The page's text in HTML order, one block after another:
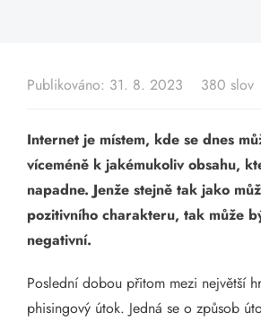
Publikováno: 31. 8. 2023 380 slov
Internet je místem, kde se dnes
víceméně k jakémukoliv obsahu,
napadne. Jenže stejně tak jako
pozitivního charakteru, tak může
negativní.
Poslední dobou přitom mezi největší
phisingový útok. Jedná se o způsob